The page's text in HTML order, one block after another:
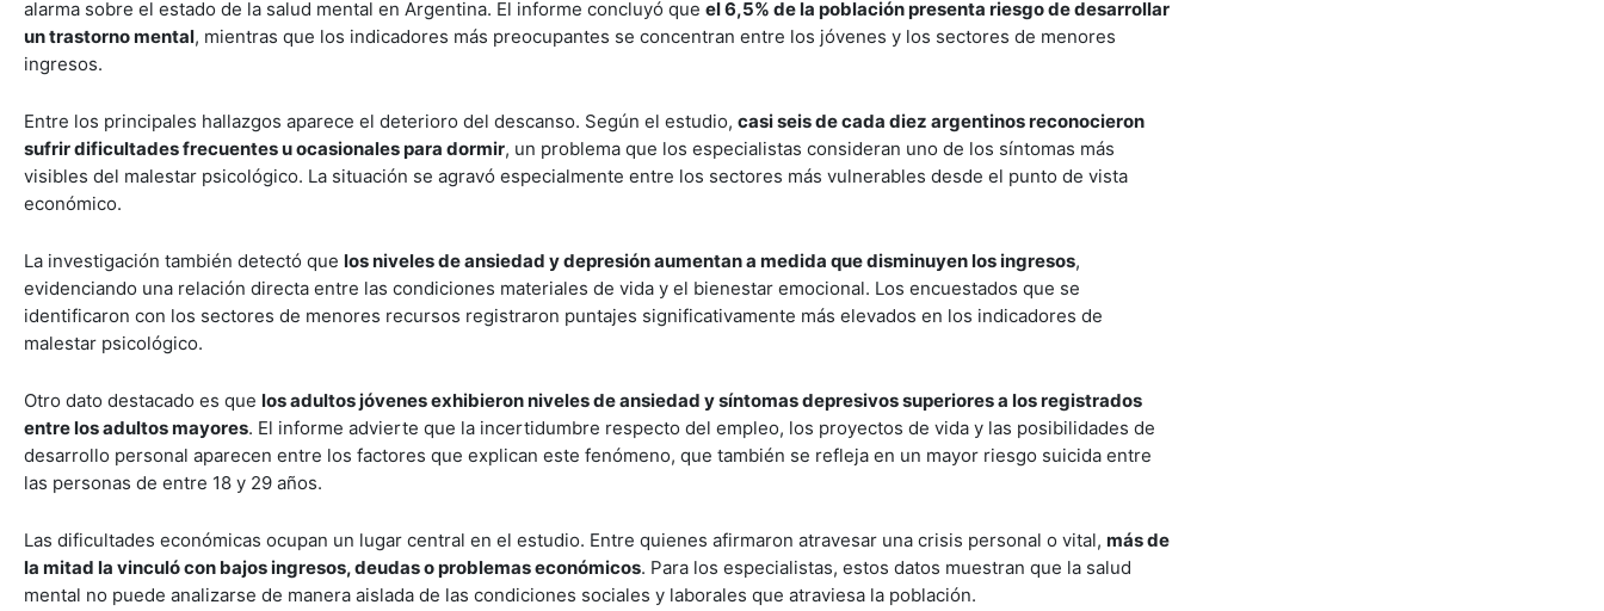
alarma sobre el estado de la salud mental en Argentina. El informe concluyó que el 6,5% de la población presenta riesgo de desarrollar
un trastorno mental, mientras que los indicadores más preocupantes se concentran entre los jóvenes y los sectores de menores
ingresos.
Entre los principales hallazgos aparece el deterioro del descanso. Según el estudio, casi seis de cada diez argentinos reconocieron
sufrir dificultades frecuentes u ocasionales para dormir, un problema que los especialistas consideran uno de los síntomas más
visibles del malestar psicológico. La situación se agravó especialmente entre los sectores más vulnerables desde el punto de vista
económico.
La investigación también detectó que los niveles de ansiedad y depresión aumentan a medida que disminuyen los ingresos,
evidenciando una relación directa entre las condiciones materiales de vida y el bienestar emocional. Los encuestados que se
identificaron con los sectores de menores recursos registraron puntajes significativamente más elevados en los indicadores de
malestar psicológico.
Otro dato destacado es que los adultos jóvenes exhibieron niveles de ansiedad y síntomas depresivos superiores a los registrados
entre los adultos mayores. El informe advierte que la incertidumbre respecto del empleo, los proyectos de vida y las posibilidades de
desarrollo personal aparecen entre los factores que explican este fenómeno, que también se refleja en un mayor riesgo suicida entre
las personas de entre 18 y 29 años.
Las dificultades económicas ocupan un lugar central en el estudio. Entre quienes afirmaron atravesar una crisis personal o vital, más de
la mitad la vinculó con bajos ingresos, deudas o problemas económicos. Para los especialistas, estos datos muestran que la salud
mental no puede analizarse de manera aislada de las condiciones sociales y laborales que atraviesa la población.